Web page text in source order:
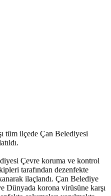
tüm ilçede Çan Belediyesi
Çevre koruma ve kontrol
tarafından dezenfekte
ilaçlandı. Çan Belediye
Dünyada korona virüsüne karşı